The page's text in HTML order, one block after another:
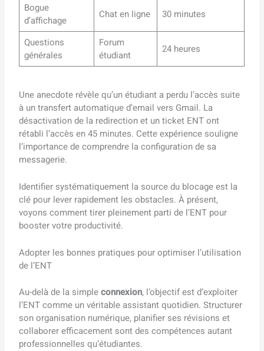
Bogue
d’affichage
Chat en ligne 30 minutes
Questions
générales
Forum
étudiant
24 heures
Une anecdote révèle qu’un étudiant a perdu l’accès suite
à un transfert automatique d’email vers Gmail. La
désactivation de la redirection et un ticket ENT ont
rétabli l’accès en 45 minutes. Cette expérience souligne
l’importance de comprendre la configuration de sa
messagerie.
Identifier systématiquement la source du blocage est la
clé pour lever rapidement les obstacles. À présent,
voyons comment tirer pleinement parti de l’ENT pour
booster votre productivité.
Adopter les bonnes pratiques pour optimiser l’utilisation
de l’ENT
Au-delà de la simpleconnexion, l’objectif est d’exploiter
l’ENT comme un véritable assistant quotidien. Structurer
son organisation numérique, planifier ses révisions et
collaborer efficacement sont des compétences autant
professionnelles qu’étudiantes.